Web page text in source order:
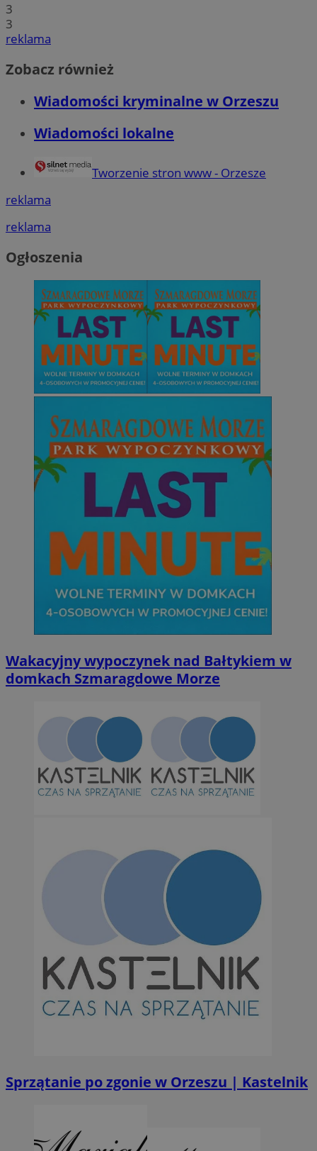
3
3
reklama
Zobacz również
Wiadomości kryminalne w Orzeszu
Wiadomości lokalne
Tworzenie stron www - Orzesze
reklama
reklama
Ogłoszenia
Wakacyjny wypoczynek nad Bałtykiem w
domkach Szmaragdowe Morze
Sprzątanie po zgonie w Orzeszu | Kastelnik